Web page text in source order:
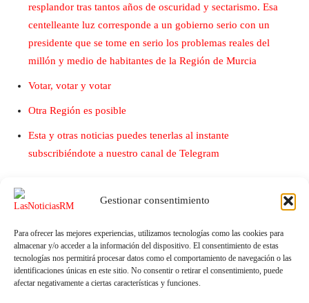
Gestionar consentimiento
Para ofrecer las mejores experiencias, utilizamos tecnologías como las cookies para
almacenar y/o acceder a la información del dispositivo. El consentimiento de estas
tecnologías nos permitirá procesar datos como el comportamiento de navegación o las
identificaciones únicas en este sitio. No consentir o retirar el consentimiento, puede
afectar negativamente a ciertas características y funciones.
resplandor tras tantos años de oscuridad y sectarismo. Esa
centelleante luz corresponde a un gobierno serio con un
presidente que se tome en serio los problemas reales del
millón y medio de habitantes de la Región de Murcia
Votar, votar y votar
Otra Región es posible
Esta y otras noticias puedes tenerlas al instante
subscribiéndote a nuestro canal de Telegram